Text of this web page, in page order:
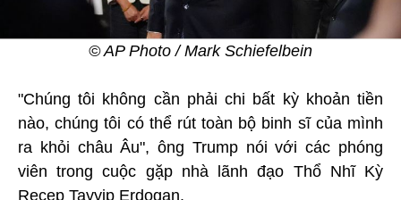
© AP Photo / Mark Schiefelbein
"Chúng tôi không cần phải chi bất kỳ khoản tiền
nào, chúng tôi có thể rút toàn bộ binh sĩ của mình
ra khỏi châu Âu", ông Trump nói với các phóng
viên trong cuộc gặp nhà lãnh đạo Thổ Nhĩ Kỳ
Recep Tayyip Erdogan.